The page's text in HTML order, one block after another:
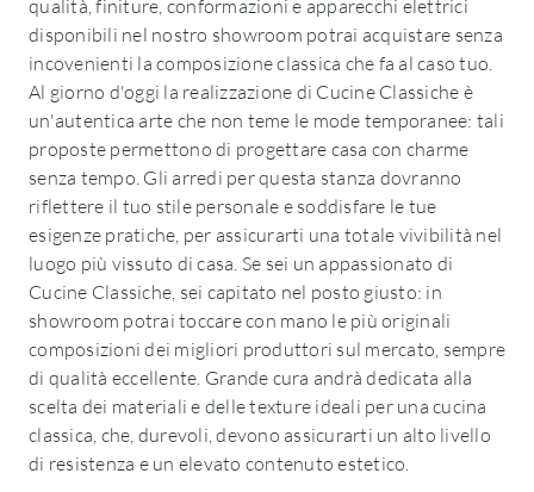
qualità, finiture, conformazioni e apparecchi elettrici
disponibili nel nostro showroom potrai acquistare senza
incovenienti la composizione classica che fa al caso tuo.
Al giorno d'oggi la realizzazione di Cucine Classiche è
un'autentica arte che non teme le mode temporanee: tali
proposte permettono di progettare casa con charme
senza tempo. Gli arredi per questa stanza dovranno
riflettere il tuo stile personale e soddisfare le tue
esigenze pratiche, per assicurarti una totale vivibilità nel
luogo più vissuto di casa. Se sei un appassionato di
Cucine Classiche, sei capitato nel posto giusto: in
showroom potrai toccare con mano le più originali
composizioni dei migliori produttori sul mercato, sempre
di qualità eccellente. Grande cura andrà dedicata alla
scelta dei materiali e delle texture ideali per una cucina
classica, che, durevoli, devono assicurarti un alto livello
di resistenza e un elevato contenuto estetico.